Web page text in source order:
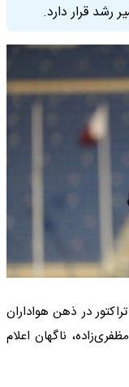
رشد قرار دارد.
در ذهن هواداران
ناگهان اعلام